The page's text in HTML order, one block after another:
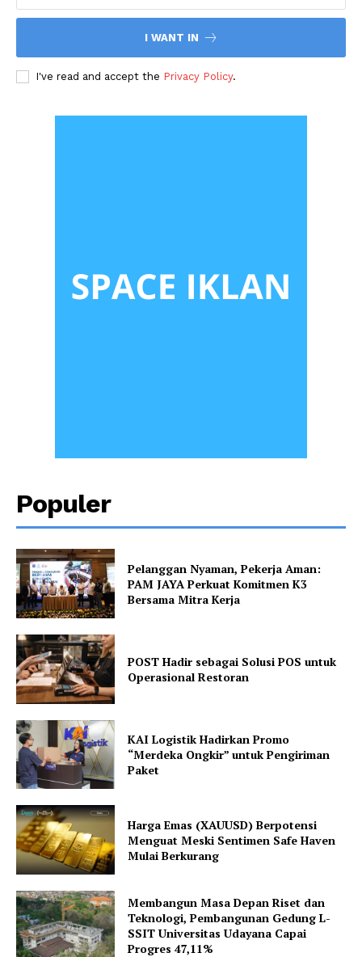
I WANT IN
I've read and accept the Privacy Policy.
Populer
Pelanggan Nyaman, Pekerja Aman:
PAM JAYA Perkuat Komitmen K3
Bersama Mitra Kerja
POST Hadir sebagai Solusi POS untuk
Operasional Restoran
KAI Logistik Hadirkan Promo
“Merdeka Ongkir” untuk Pengiriman
Paket
Harga Emas (XAUUSD) Berpotensi
Menguat Meski Sentimen Safe Haven
Mulai Berkurang
Membangun Masa Depan Riset dan
Teknologi, Pembangunan Gedung L-
SSIT Universitas Udayana Capai
Progres 47,11%